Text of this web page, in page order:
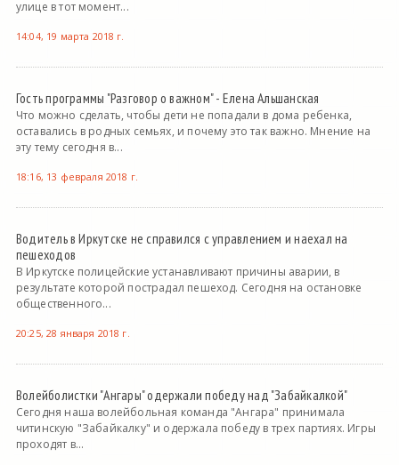
улице в тот момент...
14:04, 19 марта 2018 г.
Гость программы "Разговор о важном" - Елена Альшанская
Что можно сделать, чтобы дети не попадали в дома ребенка,
оставались в родных семьях, и почему это так важно. Мнение на
эту тему сегодня в...
18:16, 13 февраля 2018 г.
Водитель в Иркутске не справился с управлением и наехал на
пешеходов
В Иркутске полицейские устанавливают причины аварии, в
результате которой пострадал пешеход. Сегодня на остановке
общественного...
20:25, 28 января 2018 г.
Волейболистки "Ангары" одержали победу над "Забайкалкой"
Сегодня наша волейбольная команда "Ангара" принимала
читинскую "Забайкалку" и одержала победу в трех партиях. Игры
проходят в...